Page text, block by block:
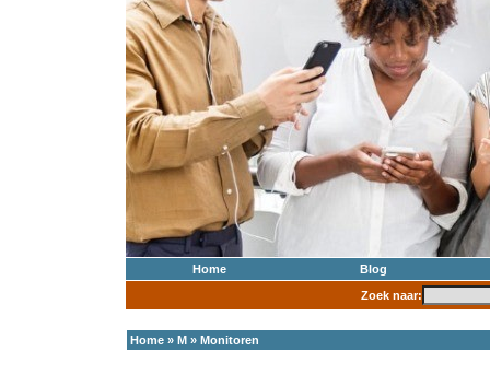
Home
Blog
Zoek naar:
Home » M » Monitoren